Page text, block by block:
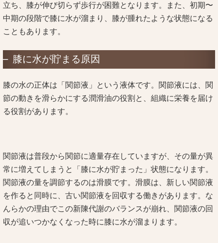
立ち、膝が伸び切らず歩行が困難となります。また、初期〜
中期の段階で膝に水が溜まり、膝が腫れたような状態になる
こともあります。
膝に水が貯まる原因
膝の水の正体は「関節液」という液体です。関節液には、関
節の動きを滑らかにする潤滑油の役割と、組織に栄養を届け
る役割があります。
関節液は普段から関節に適量存在していますが、その量が異
常に増えてしまうと「膝に水が貯まった」状態になります。
関節液の量を調節するのは滑膜です。滑膜は、新しい関節液
を作ると同時に、古い関節液を回収する働きがあります。な
んらかの理由でこの新陳代謝のバランスが崩れ、関節液の回
収が追いつかなくなった時に膝に水が溜まります。